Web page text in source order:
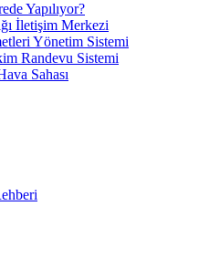
Yapılıyor?
İletişim Merkezi
Yönetim Sistemi
Randevu Sistemi
Sahası